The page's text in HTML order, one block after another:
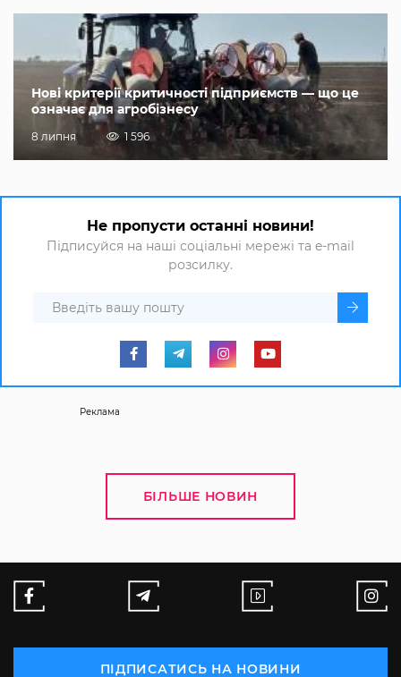
Нові критерії критичності підприємств — що це
означає для агробізнесу
8 липня 1 596
Не пропусти останні новини!
Підписуйся на наші соціальні мережі та e-mail
розсилку.
Реклама
БІЛЬШЕ НОВИН
ПІДПИСАТИСЬ НА НОВИНИ